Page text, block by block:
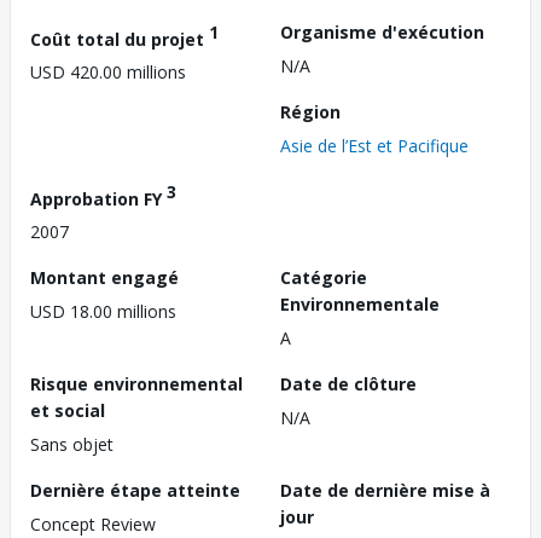
Coût total du projet 1
USD 420.00 millions
Organisme d'exécution
N/A
Région
Asie de l’Est et Pacifique
Approbation FY3
2007
Montant engagé
USD 18.00 millions
Catégorie
Environnementale
A
Risque environnemental
et social
Sans objet
Date de clôture
N/A
Dernière étape atteinte
Concept Review
Date de dernière mise à
jour